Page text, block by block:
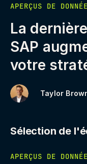
APERÇUS DE
La
SAP
votre
Taylor
Sélection de
APERÇUS DE